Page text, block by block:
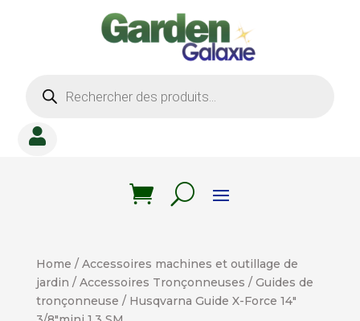
produits

Home / Accessoires machines et outillage de
jardin / Accessoires Tronçonneuses / Guides de
tronçonneuse / Husqvarna Guide X-Force 14″